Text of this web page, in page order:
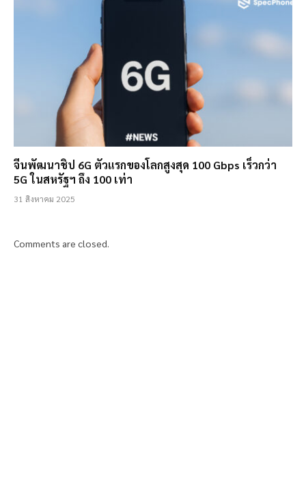
จีนพัฒนาชิป 6G ตัวแรกของโลกสูงสุด 100 Gbps เร็วกว่า
5G ในสหรัฐฯ ถึง 100 เท่า
31 สิงหาคม 2025
Comments are closed.